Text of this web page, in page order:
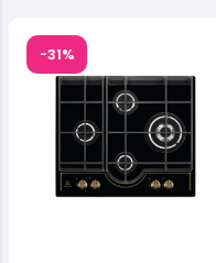
-31%